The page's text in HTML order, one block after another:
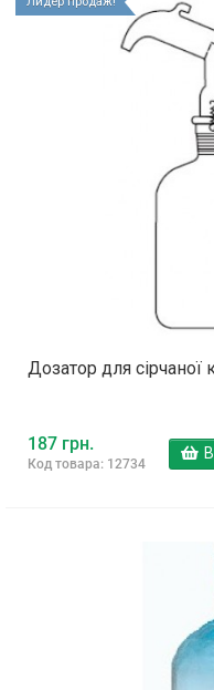
Дозатор для
187 грн.
Код товара: 12734